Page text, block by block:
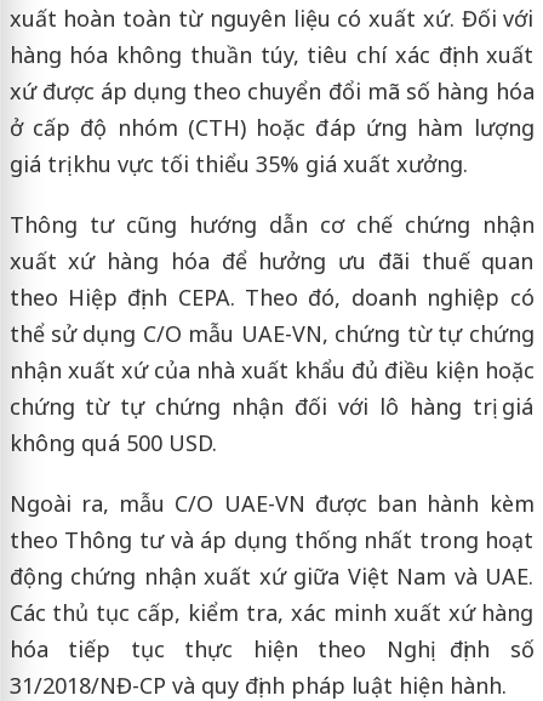
xuất hoàn toàn từ nguyên liệu có xuất xứ. Đối với
hàng hóa không thuần túy, tiêu chí xác định xuất
xứ được áp dụng theo chuyển đổi mã số hàng hóa
ở cấp độ nhóm (CTH) hoặc đáp ứng hàm lượng
giá trị khu vực tối thiểu 35% giá xuất xưởng.
Thông tư cũng hướng dẫn cơ chế chứng nhận
xuất xứ hàng hóa để hưởng ưu đãi thuế quan
theo Hiệp định CEPA. Theo đó, doanh nghiệp có
thể sử dụng C/O mẫu UAE-VN, chứng từ tự chứng
nhận xuất xứ của nhà xuất khẩu đủ điều kiện hoặc
chứng từ tự chứng nhận đối với lô hàng trị giá
không quá 500 USD.
Ngoài ra, mẫu C/O UAE-VN được ban hành kèm
theo Thông tư và áp dụng thống nhất trong hoạt
động chứng nhận xuất xứ giữa Việt Nam và UAE.
Các thủ tục cấp, kiểm tra, xác minh xuất xứ hàng
hóa tiếp tục thực hiện theo Nghị định số
31/2018/NĐ-CP và quy định pháp luật hiện hành.